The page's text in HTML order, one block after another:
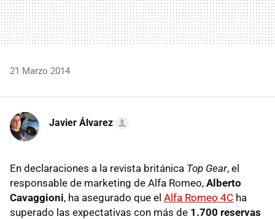
21 Marzo 2014
Javier Álvarez
En declaraciones a la revista británica Top Gear, el
responsable de marketing de Alfa Romeo, Alberto
Cavaggioni, ha asegurado que el Alfa Romeo 4C ha
superado las expectativas con más de 1.700 reservas